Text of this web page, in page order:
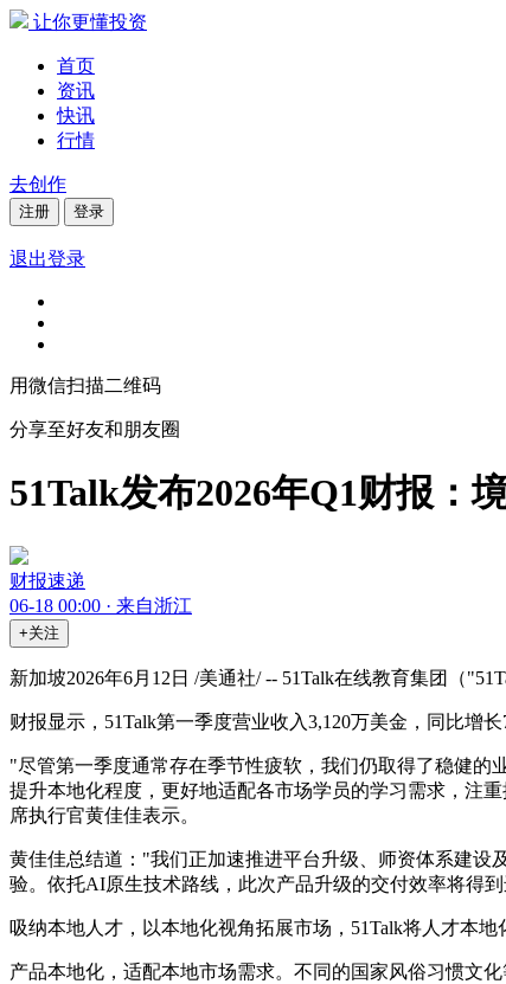
让你更懂投资
首页
资讯
快讯
行情
去创作
注册 登录
退出登录
用微信扫描二维码
分享至好友和朋友圈
51Talk发布2026年Q1财报：
财报速递
06-18 00:00 · 来自浙江
+关注
新加坡2026年6月12日 /美通社/ -- 51Talk在线教育集团（
财报显示，51Talk第一季度营业收入3,120万美金，同比增
"尽管第一季度通常存在季节性疲软，我们仍取得了稳健的
提升本地化程度，更好地适配各市场学员的学习需求，注
席执行官黄佳佳表示。
黄佳佳总结道："我们正加速推进平台升级、师资体系建设
验。依托AI原生技术路线，此次产品升级的交付效率将得
吸纳本地人才，以本地化视角拓展市场，51Talk将人才本
产品本地化，适配本地市场需求。不同的国家风俗习惯文